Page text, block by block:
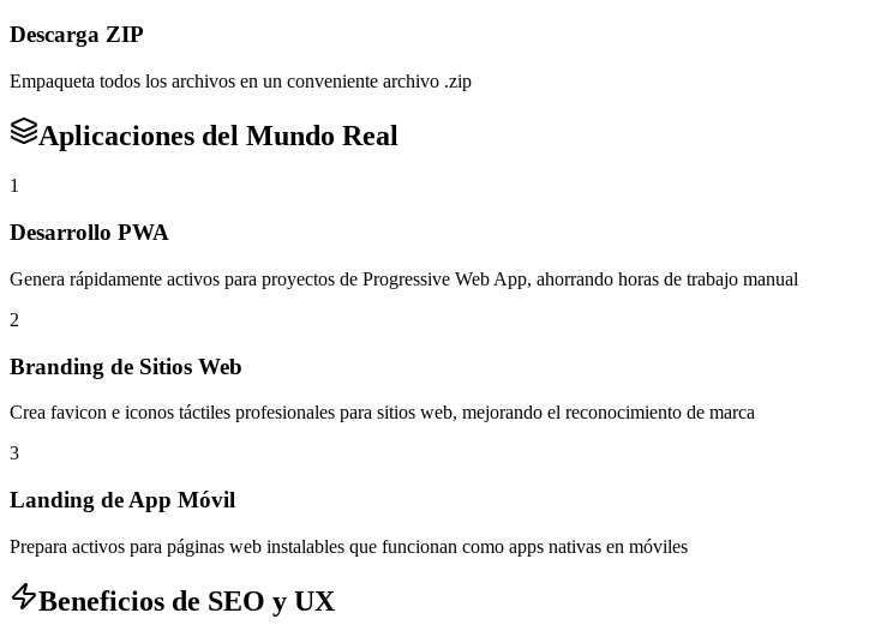
Descarga ZIP
Empaqueta todos los archivos en un conveniente archivo .zip
Aplicaciones del Mundo Real
1
Desarrollo PWA
Genera rápidamente activos para proyectos de Progressive Web App, ahorrando horas de trabajo manual
2
Branding de Sitios Web
Crea favicon e iconos táctiles profesionales para sitios web, mejorando el reconocimiento de marca
3
Landing de App Móvil
Prepara activos para páginas web instalables que funcionan como apps nativas en móviles
Beneficios de SEO y UX